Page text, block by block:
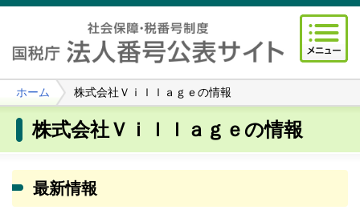
ホーム 株式会社Ｖｉｌｌａｇｅの情報
株式会社Ｖｉｌｌａｇｅの情報
最新情報